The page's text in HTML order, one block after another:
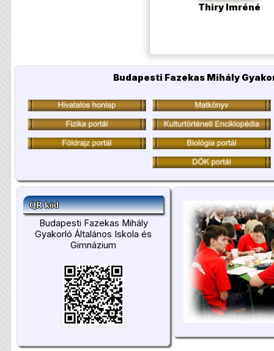
Thiry Imréné
Budapesti Fazekas Mihály
QR kód
Budapesti Fazekas Mihály
Gyakorló Általános Iskola és
Gimnázium